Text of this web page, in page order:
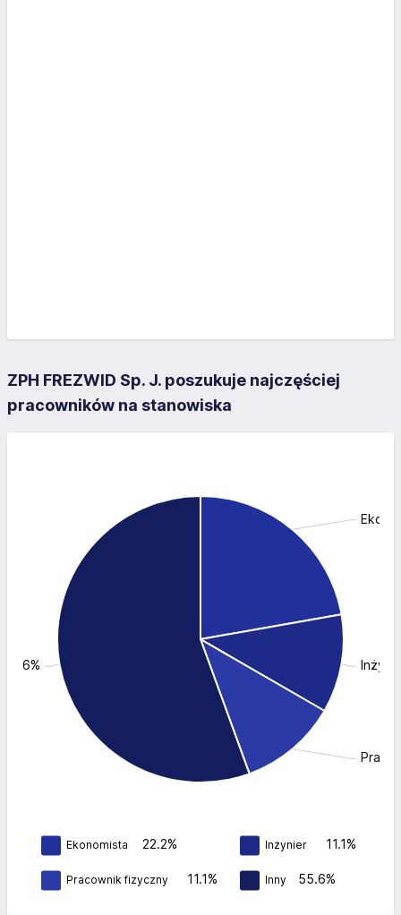
ZPH FREZWID Sp. J. poszukuje najczęściej
pracowników na stanowiska
Ekonomista 22.2% Inżynier 11.1%
Pracownik fizyczny 11.1% Inny 55.6%